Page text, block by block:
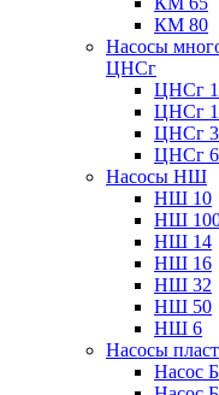
КМ 80
Насосы
ЦНСг
ЦНСг
ЦНСг
ЦНСг
ЦНСг
Насосы НШ
НШ 10
НШ
НШ 14
НШ 16
НШ 32
НШ 50
НШ 6
Насосы
Насос